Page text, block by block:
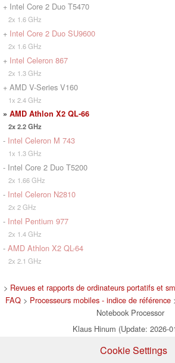
+ Intel Core 2 Duo T5470
2x 1.6 GHz
+ Intel Core 2 Duo SU9600
2x 1.6 GHz
+ Intel Celeron 867
2x 1.3 GHz
+ AMD V-Series V160
1x 2.4 GHz
» AMD Athlon X2 QL-66
2x 2.2 GHz
- Intel Celeron M 743
1x 1.3 GHz
- Intel Core 2 Duo T5200
2x 1.66 GHz
- Intel Celeron N2810
2x 2 GHz
- Intel Pentium 977
2x 1.4 GHz
- AMD Athlon X2 QL-64
2x 2.1 GHz
> Revues et rapports de ordinateurs portatifs et
FAQ > Processeurs mobiles - indice de référence
Notebook Processor
Klaus Hinum (Update: 2026-
Cookie Settings